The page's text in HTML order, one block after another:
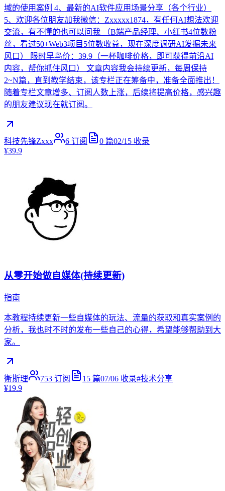
域的使用案例 4、最新的AI软件应用场景分享（各个行业）
5、欢迎各位朋友加我微信：Zxxxxx1874，有任何AI想法欢迎
交流，有不懂的也可以问我 （B端产品经理、小红书4位数粉
丝，看过50+Web3项目5位数收益，现在深度调研AI发掘未来
风口） 限时早鸟价：39.9（一杯咖啡价格，即可获得前沿AI
内容，帮你抓住风口） 文章内容我会持续更新，每周保持
2~N篇，直到教学结束，该专栏正在筹备中，准备全面推出！
随着专栏文章增多、订阅人数上涨，后续将提高价格，感兴趣
的朋友建议现在就订阅。
科技先锋Zxxx 6 订阅 0 篇02/15 收录
¥39.9
从零开始做自媒体(持续更新)
指南
本教程持续更新一些自媒体的玩法、流量的获取和真实案例的
分析，我也时不时的发布一些自己的心得，希望能够帮助到大
家。
衛斯理 753 订阅 15 篇07/06 收录#技术分享
¥19.9